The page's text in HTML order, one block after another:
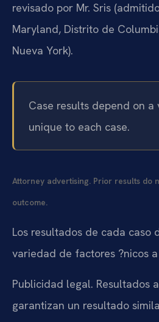
revisado por Mr. Sris
Maryland, Distrito de
Nueva York).
Case results depend on
unique to each case.
Attorney advertising. Prior results do
outcome.
Los resultados de cada caso
variedad de factores ?nicos
Publicidad legal. Resultados
garantizan un resultado